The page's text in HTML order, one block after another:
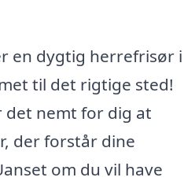
en dygtig herrefrisør i
til det rigtige sted!
nemt for dig at
der forstår dine
om du vil have